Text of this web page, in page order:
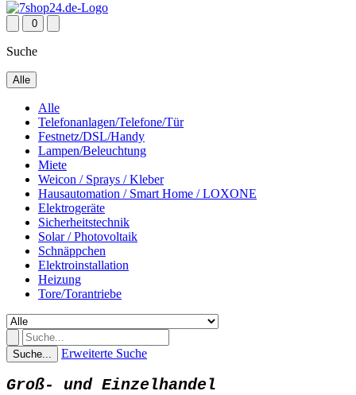
0
Suche
Alle
Alle
Telefonanlagen/Telefone/Tür
Festnetz/DSL/Handy
Lampen/Beleuchtung
Miete
Weicon / Sprays / Kleber
Hausautomation / Smart Home / LOXONE
Elektrogeräte
Sicherheitstechnik
Solar / Photovoltaik
Schnäppchen
Elektroinstallation
Heizung
Tore/Torantriebe
Suche... Erweiterte Suche
Groß- und Einzelhandel